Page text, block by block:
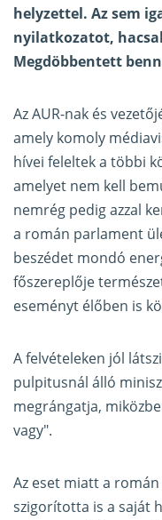
helyzettel. Az sem
nyilatkozatot,
Megdöbbentett
Az AUR-nak és
amely komoly
hívei feleltek a többi
amelyet nem kell
nemrég pedig azzal
a román parlament
beszédet mondó
főszereplője
eseményt élőben is
A felvételeken jól
pulpitusnál álló
megrángatja,
vagy".
Az eset miatt a
szigorította is a saját